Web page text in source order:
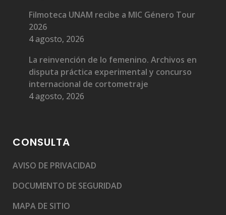
Filmoteca UNAM recibe a MIC Género Tour
2026
4 agosto, 2026
La reinvención de lo femenino. Archivos en
disputa práctica experimental y concurso
internacional de cortometraje
4 agosto, 2026
CONSULTA
AVISO DE PRIVACIDAD
DOCUMENTO DE SEGURIDAD
MAPA DE SITIO